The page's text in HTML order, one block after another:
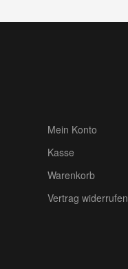
Mein Konto
Kasse
Warenkorb
Vertrag widerrufen